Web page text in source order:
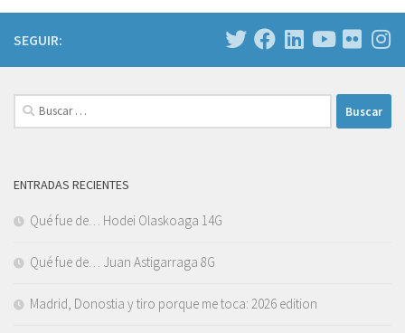
SEGUIR:
Buscar:
ENTRADAS RECIENTES
Qué fue de… Hodei Olaskoaga 14G
Qué fue de… Juan Astigarraga 8G
Madrid, Donostia y tiro porque me toca: 2026 edition